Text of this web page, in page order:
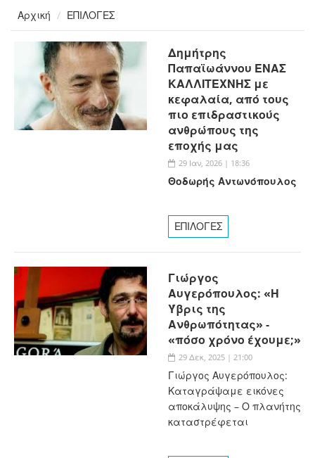
Αρχική ΕΠΙΛΟΓΕΣ
Δημήτρης
Παπαϊωάννου ΕΝΑΣ
ΚΑΛΛΙΤΕΧΝΗΣ με
κεφαλαία, από τους
πιο επιδραστικούς
ανθρώπους της
εποχής μας
29 Ιαν, 2026 | 18:36
Θοδωρής Αντωνόπουλος
ΕΠΙΛΟΓΕΣ
Γιώργος
Αυγερόπουλος: «Η
Ύβρις της
Ανθρωπότητας» -
«πόσο χρόνο έχουμε;»
29 Δεκ, 2025 | 21:00
Γιώργος Αυγερόπουλος:
Καταγράψαμε εικόνες
αποκάλυψης – Ο πλανήτης
καταστρέφεται